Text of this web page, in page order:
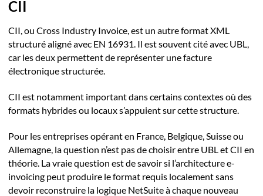
CII
CII, ou Cross Industry Invoice, est un autre format XML
structuré aligné avec EN 16931. Il est souvent cité avec UBL,
car les deux permettent de représenter une facture
électronique structurée.
CII est notamment important dans certains contextes où des
formats hybrides ou locaux s’appuient sur cette structure.
Pour les entreprises opérant en France, Belgique, Suisse ou
Allemagne, la question n’est pas de choisir entre UBL et CII en
théorie. La vraie question est de savoir si l’architecture e-
invoicing peut produire le format requis localement sans
devoir reconstruire la logique NetSuite à chaque nouveau